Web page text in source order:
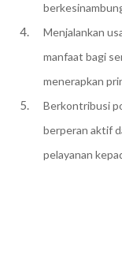
Menjalankan
manfaat bagi
menerapkan
Berkontribusi
berperan aktif
pelayanan